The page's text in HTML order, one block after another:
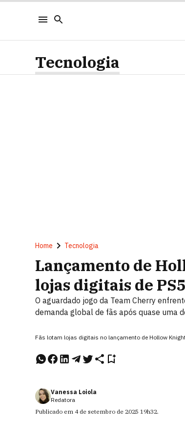
Tecnologia
Home Tecnologia
Lançamento de
lojas digitais de
O aguardado jogo da Team Cherry
demanda global de fãs após quase uma
Fãs lotam lojas digitais no lançamento de Hollow
Vanessa Loiola
Redatora
Publicado em 4 de setembro de 2025 19h32.